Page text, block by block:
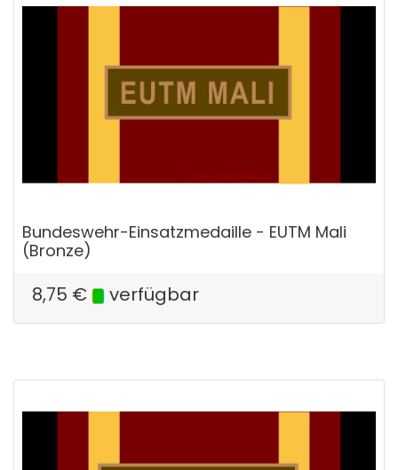
Bundeswehr-Einsatzmedaille - EUTM Mali
(Bronze)
8,75 € verfügbar